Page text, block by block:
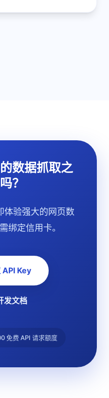
数据抓取之
？
体验强大的网页数
绑定信用卡。
API Key
发文档
免费 API 请求额度